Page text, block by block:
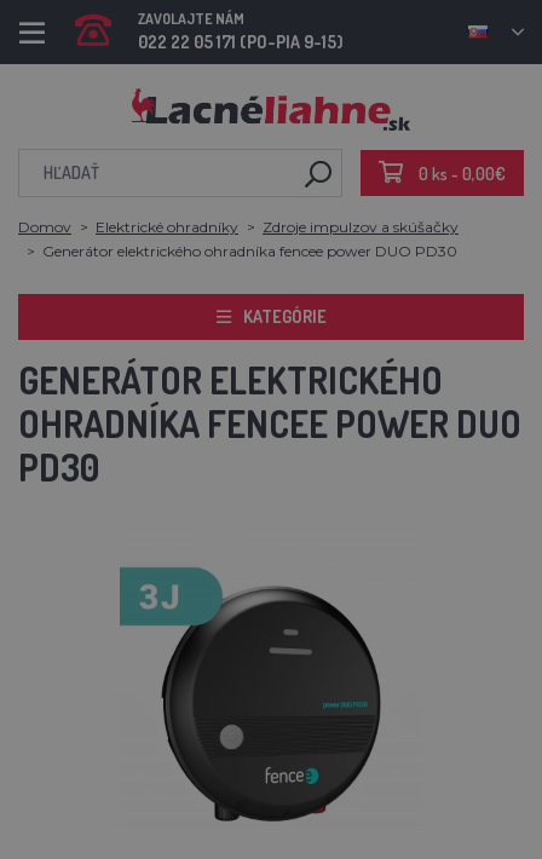
ZAVOLAJTE NÁM
022 22 05 171 (PO-PIA 9-15)
0 ks - 0,00€
Domov Elektrické ohradníky
Zdroje impulzov a skúšačky
Generátor elektrického ohradníka fencee power DUO PD30
KATEGÓRIE
GENERÁTOR ELEKTRICKÉHO
OHRADNÍKA FENCEE POWER DUO
PD30